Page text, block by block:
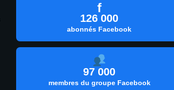
f
126 000
abonnés Facebook
97 000
membres du groupe Facebook